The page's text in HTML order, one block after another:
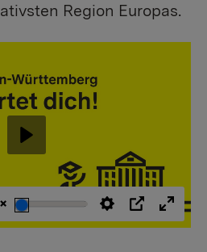
Region Europas.
Einstellungen
PIP
Abspielen